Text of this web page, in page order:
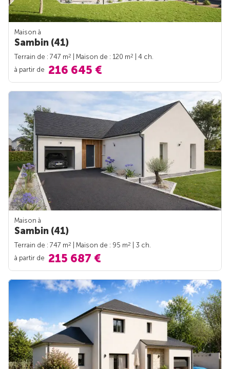
Maison à
Sambin (41)
Terrain de : 747 m2 | Maison de : 120 m2
| 4 ch.
à partir de 216 645 €
Maison à
Sambin (41)
Terrain de : 747 m2 | Maison de : 95 m2
| 3 ch.
à partir de 215 687 €